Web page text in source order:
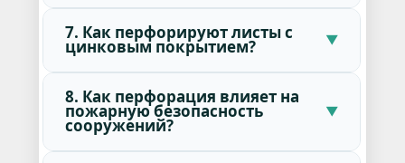
7. Как перфорируют листы с
цинковым покрытием?
8. Как перфорация влияет на
пожарную безопасность
сооружений?